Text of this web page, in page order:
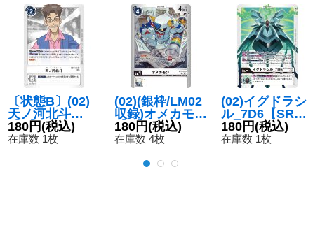
〔状態B〕(02)
天ノ河北斗
【R】{RB1-03
5}《白》
180円(税込)
在庫数 1枚
(02)(銀枠/LM02
収録)オメカモン
【U】{BT13-09
3}《白》
180円(税込)
在庫数 4枚
(02)イグドラシ
ル_7D6【SR】
{BT13-007}
《白》
180円(税込)
在庫数 1枚